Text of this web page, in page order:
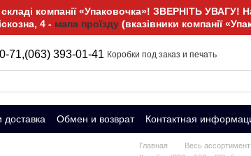
компанії «Упаковочка»! ЗВЕРНІТЬ УВАГУ!
4 - мапа проїзду (вказівники компанії
71,(063) 393-01-41 Коробки под заказ и печать
Обмен и возврат Контактная
Главная Весь ассортимент